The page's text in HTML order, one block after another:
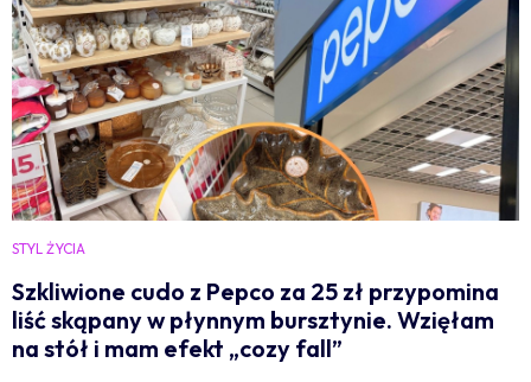
STYL ŻYCIA
Szkliwione cudo z Pepco za 25 zł przypomina
liść skąpany w płynnym bursztynie. Wzięłam
na stół i mam efekt „cozy fall”